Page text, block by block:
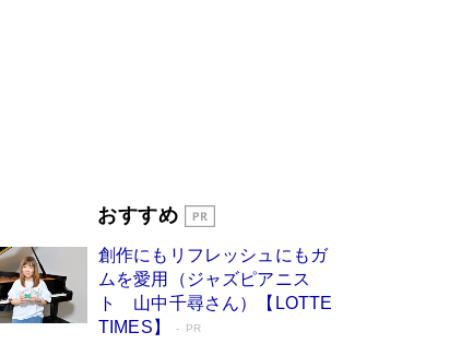
俳優・高嶋政伸が家族に教わった“人を育てるコ
東野圭吾、伊坂幸太郎の人気シリーズ最新作どち
らも文庫化 映画化された直木賞受賞作もランク
イン［文庫ベストセラー］
Book Bang
おすすめ
創作にもリフレッシュにもガ
ムを愛用（ジャズピアニス
ト 山中千尋さん）【LOTTE
TIMES】
PR